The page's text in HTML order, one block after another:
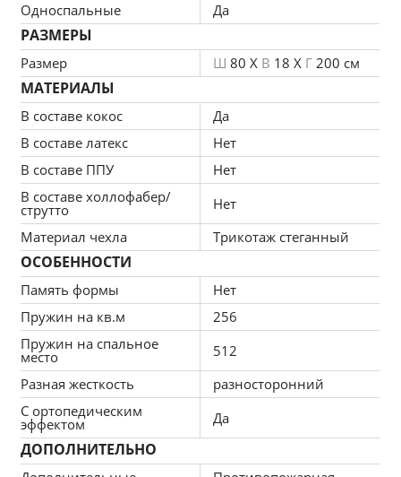
именем
2. Более чем 30-летняя история успешных продаж
на Европейском рынке
3. Использования самых современных материалов
и комплектующих
4. Итальянское качество
5. Высокие анатомические свойства продукции
6. Большой срок службы - отличная инвестиция в
качественный сон
Односпальные
Да
РАЗМЕРЫ
Размер Ш 80 X В 18 X Г 200 см
МАТЕРИАЛЫ
В составе кокос
Да
В составе латекс
Нет
В составе ППУ
Нет
В составе холлофабер/
струтто
Нет
Материал чехла
Трикотаж стеганный
ОСОБЕННОСТИ
Память формы
Нет
Пружин на кв.м
256
Пружин на спальное
место
512
Разная жесткость
разносторонний
С ортопедическим
эффектом Да
ДОПОЛНИТЕЛЬНО